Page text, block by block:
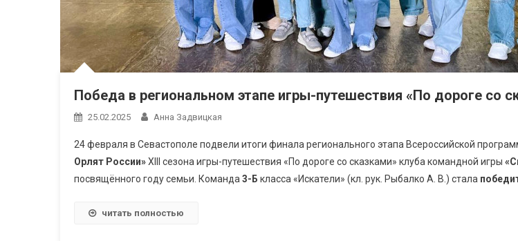
Победа в региональном этапе игры-путешествия «По дороге со
25.02.2025 Анна Задвицкая
24 февраля в Севастополе подвели итоги финала регионального этапа Всероссийской
Орлят России»XIII сезона игры-путешествия «По дороге со сказками» клуба командной игры
посвящённого году семьи. Команда 3-Б класса «Искатели» (кл. рук. Рыбалко А. В.) стала
читать полностью